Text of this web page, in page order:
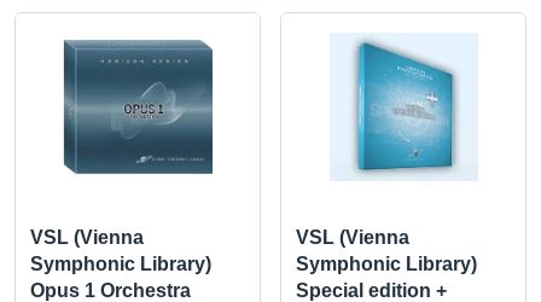
VSL (Vienna
Symphonic Library)
Opus 1 Orchestra
VSL (Vienna
Symphonic Library)
Special edition +